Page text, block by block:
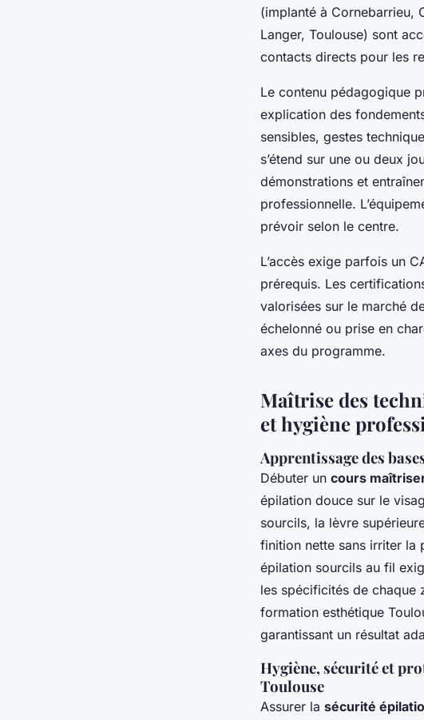
(implanté à Cornebarrieu,
Langer, Toulouse) sont
contacts directs pour les
Le contenu pédagogique
explication des
sensibles, gestes
s’étend sur une ou deux
démonstrations et
professionnelle.
prévoir selon le centre.
L’accès exige parfois un
prérequis. Les
valorisées sur le marché
échelonné ou prise en
axes du programme.
Maîtrise des
et hygiène
Apprentissage des
Débuter un cours
épilation douce sur le
sourcils, la lèvre
finition nette sans irriter la
épilation sourcils au fil
les spécificités de chaque
formation esthétique
garantissant un résultat
Hygiène, sécurité et
Toulouse
Assurer la sécurité